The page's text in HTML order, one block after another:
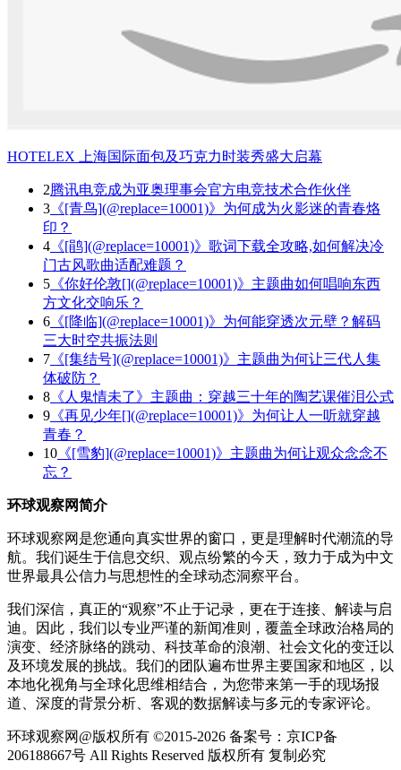
HOTELEX 上海国际面包及巧克力时装秀盛大启幕
2腾讯电竞成为亚奥理事会官方电竞技术合作伙伴
3 《[青鸟](@replace=10001)》为何成为火影迷的青春烙
印？
4 《[鹃](@replace=10001)》歌词下载全攻略,如何解决冷
门古风歌曲适配难题？
5 《你好伦敦[](@replace=10001)》主题曲如何唱响东西
方文化交响乐？
6 《[降临](@replace=10001)》为何能穿透次元壁？解码
三大时空共振法则
7 《[集结号](@replace=10001)》主题曲为何让三代人集
体破防？
8 《人鬼情未了》主题曲：穿越三十年的陶艺课催泪公式
9 《再见少年[](@replace=10001)》为何让人一听就穿越
青春？
10 《[雪豹](@replace=10001)》主题曲为何让观众念念不
忘？
环球观察网简介
环球观察网是您通向真实世界的窗口，更是理解时代潮流的导
航。我们诞生于信息交织、观点纷繁的今天，致力于成为中文
世界最具公信力与思想性的全球动态洞察平台。
我们深信，真正的“观察”不止于记录，更在于连接、解读与启
迪。因此，我们以专业严谨的新闻准则，覆盖全球政治格局的
演变、经济脉络的跳动、科技革命的浪潮、社会文化的变迁以
及环境发展的挑战。我们的团队遍布世界主要国家和地区，以
本地化视角与全球化思维相结合，为您带来第一手的现场报
道、深度的背景分析、客观的数据解读与多元的专家评论。
环球观察网@版权所有 ©2015-2026 备案号：京ICP备
206188667号 All Rights Reserved 版权所有 复制必究